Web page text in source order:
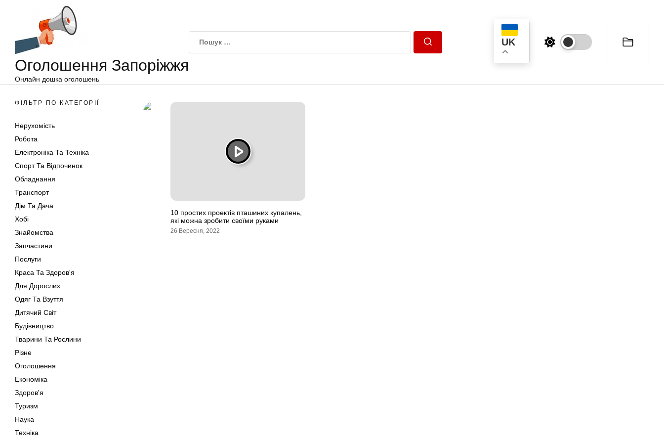
Оголошення Запоріжжя
Онлайн дошка оголошень
UK
ФІЛЬТР ПО КАТЕГОРІЇ
Нерухомість
Робота
Електроніка Та Техніка
Спорт Та Відпочинок
Обладнання
Транспорт
Дім Та Дача
Хобі
Знайомства
Запчастини
Послуги
Краса Та Здоров'я
Для Дорослих
Одяг Та Взуття
Дитячий Світ
Будівництво
Тварини Та Рослини
Різне
Оголошення
Економіка
Здоров'я
Туризм
Наука
Техніка
10 простих проектів пташиних купалень,
які можна зробити своїми руками
26 Вересня, 2022